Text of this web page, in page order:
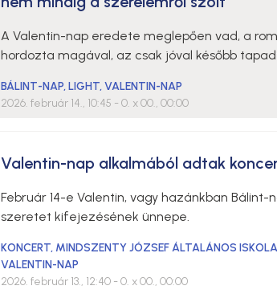
A Valentin-nap eredete meglepően vad, a
hordozta magával, az csak jóval később
BÁLINT-NAP,LIGHT,VALENTIN-NAP
2026. február 14., 10:45 - 0. x 00., 00:00
Valentin-nap alkalmából adtak
Február 14-e Valentin, vagy hazánkban Bálint-
szeretet kifejezésének ünnepe.
KONCERT, MINDSZENTY JÓZSEF ÁLTALÁNOS
VALENTIN-NAP
2026. február 13., 12:40 - 0. x 00., 00:00